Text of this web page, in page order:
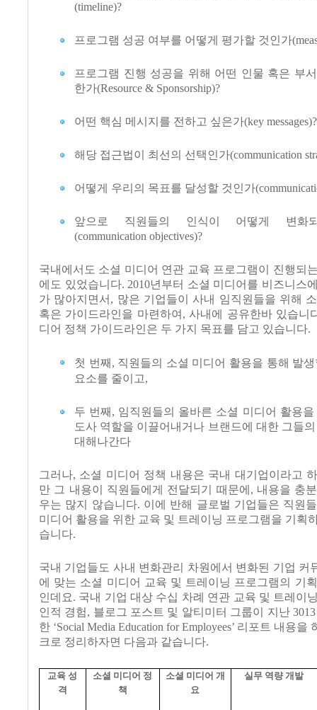
(timeline)?
프로그램 성공 여부를 어떻게 평가할 것인가
프로그램 진행 성공을 위해 어떤 인물 혹은 부
한가(Resource & Sponsorship)?
어떤 핵심 메시지를 전하고 싶은가(key messages)?
해당 접근법이 최선의 선택인가(communication
어떻게 우리의 목표를 달성할 것인가
앞으로 직원들의 인식이 어떻게 변화
(communication objectives)?
국내에서도 소셜 미디어 연관 교육 프로그램이 진행되
에도 있었습니다. 2010년부터 소셜 미디어를 비즈니스
가 많아지면서, 많은 기업들이 사내 임직원들을 위해
혹은 가이드라인을 마련하여, 사내에 공유한바 있습니
디어 정책 가이드라인은 두 가지 목표를 담고 있습니다.
첫 번째, 직원들의 소셜 미디어 활용을 통해 발
요소를 줄이고,
두 번째, 임직원들의 올바른 소셜 미디어 활용
도사 역할을 이끌어내거나 브랜드에 대한 그들
대해나간다
그러나, 소셜 미디어 정책 내용은 국내 대기업이라고
만 그 내용이 직원들에게 전달되기 때문에, 내용을 충
우는 많지 않습니다. 이에 반해 글로벌 기업들은 직원
미디어 활용을 위한 교육 및 트레이닝 프로그램을 기획
습니다.
국내 기업들도 사내 변화관리 차원에서 변화된 기업 커
에 맞는 소셜 미디어 교육 및 트레이닝 프로그램의 기
인데요. 국내 기업 대상 수십 차례 연관 교육 및 트레이
인적 경험, 블로그 포스트 및 알티미터 그룹이 지난
한 ‘Social Media Education for Employees’ 리포트 내용
크로 정리하자면 다음과 같습니다.
교육 성
격
소셜 미디어 정
책
소셜 미디어 개
요
실무 역량 개발